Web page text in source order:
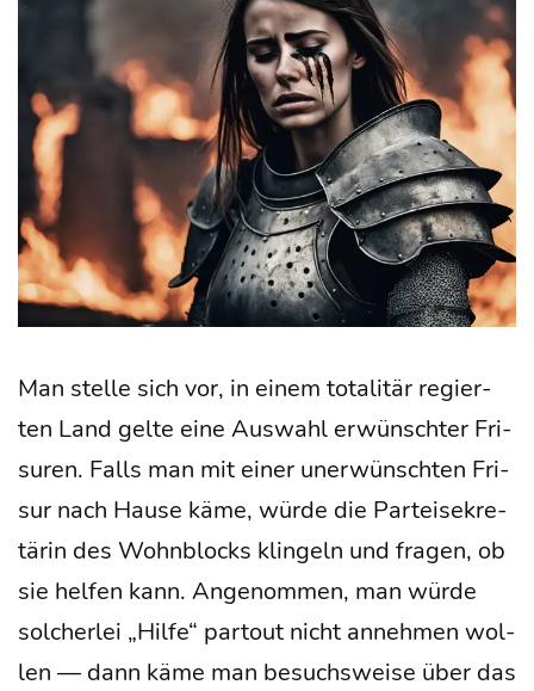
Füh­
rungs­
kräf­
te
Man stel­le sich vor, in einem tota­li­tär regier­
ten Land gel­te eine Aus­wahl erwünsch­ter Fri­
su­ren. Falls man mit einer uner­wünsch­ten Fri­
sur nach Hau­se käme, wür­de die Par­tei­se­kre­
tä­rin des Wohn­blocks klin­geln und fra­gen, ob
sie hel­fen kann. Ange­nom­men, man wür­de
sol­cher­lei „Hil­fe“ par­tout nicht anneh­men wol­
len — dann käme man besuchs­wei­se über das